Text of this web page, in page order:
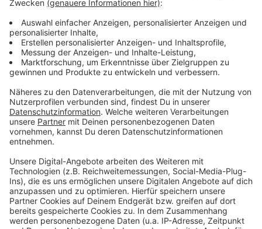
Drittanbieters, um Videoinhalte
einzubetten. Dieser Service kann
Daten zu Ihren Aktivitäten
sammeln. Bitte lesen Sie die
Nutzung des Service zu, um dieses
Video anzusehen.
Mehr Informationen
Akzeptieren
powered byUsercentrics Consent
Management Platform
Levent Geiger - 2 Dumb Kids
Anzeige